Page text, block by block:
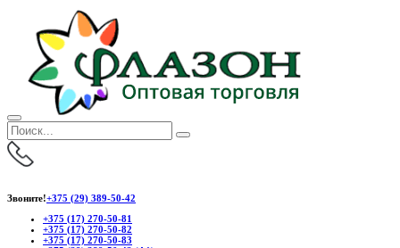
Звоните!+375 (29) 389-50-42
+375 (17) 270-50-81
+375 (17) 270-50-82
+375 (17) 270-50-83